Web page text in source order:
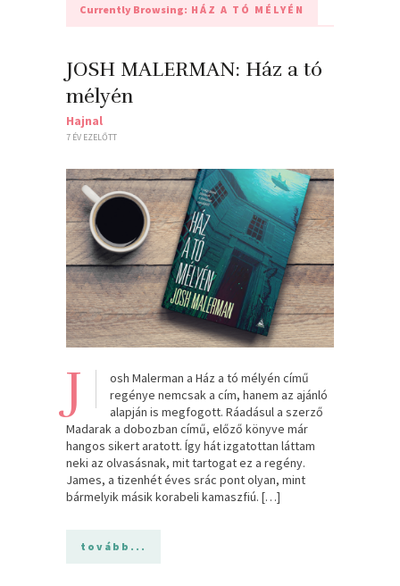
Currently Browsing: HÁZ A TÓ MÉLYÉN
JOSH MALERMAN: Ház a tó
mélyén
Hajnal
7 ÉV EZELŐTT
J
osh Malerman a Ház a tó mélyén című
regénye nemcsak a cím, hanem az ajánló
alapján is megfogott. Ráadásul a szerző
Madarak a dobozban című, előző könyve már
hangos sikert aratott. Így hát izgatottan láttam
neki az olvasásnak, mit tartogat ez a regény.
James, a tizenhét éves srác pont olyan, mint
bármelyik másik korabeli kamaszfiú. […]
tovább...